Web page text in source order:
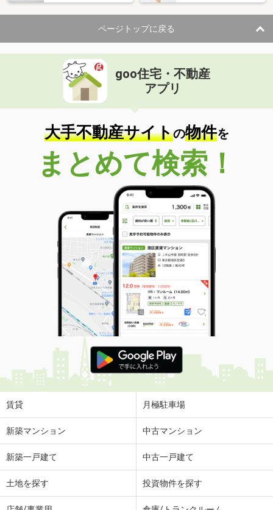
ページトップに戻る
goo住宅・不動産
アプリ
大手不動産サイトの物件を
まとめて検索！
賃貸 月極駐車場
新築マンション 中古マンション
新築一戸建て 中古一戸建て
土地を探す 投資物件を探す